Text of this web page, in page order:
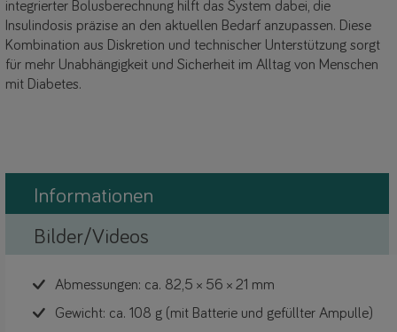
integrierter Bolusberechnung hilft das System dabei, die
Insulindosis präzise an den aktuellen Bedarf anzupassen. Diese
Kombination aus Diskretion und technischer Unterstützung sorgt
für mehr Unabhängigkeit und Sicherheit im Alltag von Menschen
mit Diabetes.
Informationen
Bilder/Videos
Abmessungen: ca. 82,5 × 56 × 21 mm
Gewicht: ca. 108 g (mit Batterie und gefüllter Ampulle)